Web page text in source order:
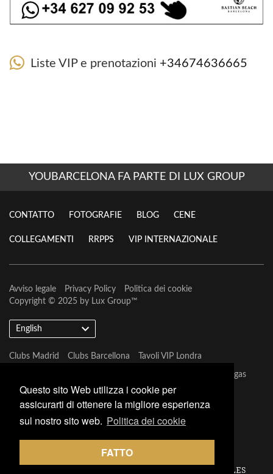
Questo sito Web utilizza i cookie per
assicurarti di ottenere la migliore esperienza
sul nostro sito web. Politica dei cookie
FATTO
Liste VIP e prenotazioni +34674636665
YOUBARCELONA FA PARTE DI LUX GROUP
CONTATTO FOTOGRAFIE BLOG CENE
COLLEGAMENTI RRPPS VIP INTERNAZIONALE
Avviso legale Privacy Policy
Politica dei cookie
Copyright © 2025 by Lux Group™
English
Clubs Madrid Clubs Barcellona Tavoli VIP Londra
Tavoli VIP Las Vegas